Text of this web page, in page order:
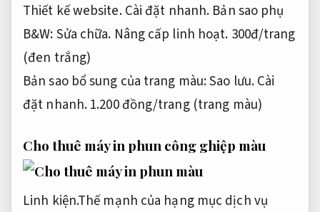
Thiết kế website.Cài đặt nhanh. Bản sao phụ
B&W:Sửa chữa. Nâng cấp linh hoạt. 300đ/trang
(đen trắng)
Bản sao bổ sung của trang màu:Sao lưu.Cài
đặt nhanh.1.200 đồng/trang (trang màu)
Cho thuê máy in phun công ghiệp màu
Linh kiện.Thế mạnh của hạng mục dịch vụ